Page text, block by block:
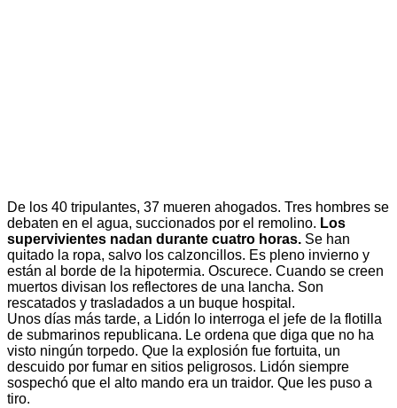
De los 40 tripulantes, 37 mueren ahogados. Tres hombres se
debaten en el agua, succionados por el remolino. Los
supervivientes nadan durante cuatro horas. Se han
quitado la ropa, salvo los calzoncillos. Es pleno invierno y
están al borde de la hipotermia. Oscurece. Cuando se creen
muertos divisan los reflectores de una lancha. Son
rescatados y trasladados a un buque hospital.
Unos días más tarde, a Lidón lo interroga el jefe de la flotilla
de submarinos republicana. Le ordena que diga que no ha
visto ningún torpedo. Que la explosión fue fortuita, un
descuido por fumar en sitios peligrosos. Lidón siempre
sospechó que el alto mando era un traidor. Que les puso a
tiro.